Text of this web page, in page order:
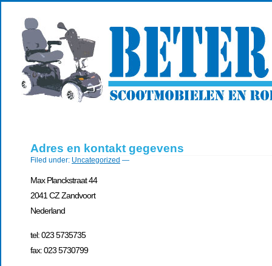
Adres en kontakt gegevens
Filed under: Uncategorized —
Max Planckstraat 44
2041 CZ Zandvoort
Nederland
tel: 023 5735735
fax: 023 5730799